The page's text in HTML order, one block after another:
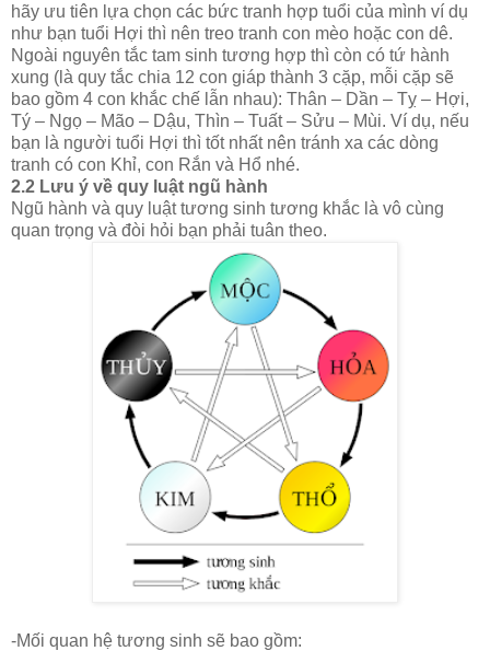
hãy ưu tiên lựa chọn các bức tranh hợp tuổi của mình ví dụ
như bạn tuổi Hợi thì nên treo tranh con mèo hoặc con dê.
Ngoài nguyên tắc tam sinh tương hợp thì còn có tứ hành
xung (là quy tắc chia 12 con giáp thành 3 cặp, mỗi cặp sẽ
bao gồm 4 con khắc chế lẫn nhau): Thân – Dần – Tỵ – Hợi,
Tý – Ngọ – Mão – Dậu, Thìn – Tuất – Sửu – Mùi. Ví dụ, nếu
bạn là người tuổi Hợi thì tốt nhất nên tránh xa các dòng
tranh có con Khỉ, con Rắn và Hổ nhé.
2.2 Lưu ý về quy luật ngũ hành
Ngũ hành và quy luật tương sinh tương khắc là vô cùng
quan trọng và đòi hỏi bạn phải tuân theo.
-Mối quan hệ tương sinh sẽ bao gồm: